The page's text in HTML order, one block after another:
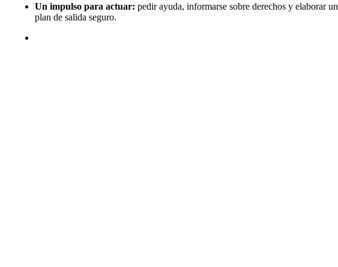
Un impulso para actuar: pedir ayuda, informarse sobre derechos y elaborar un
plan de salida seguro.